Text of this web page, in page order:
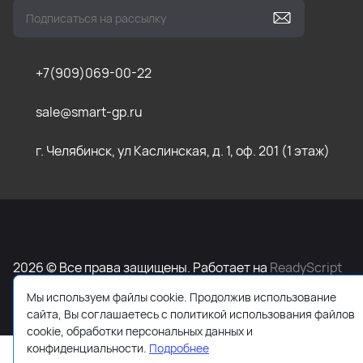
+7(909)069-00-22
sale@smart-gp.ru
г. Челябинск, ул Каслинская, д. 1, оф. 201 (1 этаж)
2026 © Все права защищены. Работает на ReadyScript
Мы используем файлы cookie. Продолжив использование
сайта, Вы соглашаетесь с политикой использования файлов
cookie, обработки персональных данных и
конфиденциальности. Подробнее